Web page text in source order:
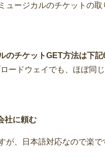
ュージカルのチケットの
のチケットGET方法は下記
ードウェイでも、ほぼ同
社に頼む
が、日本語対応なので楽で